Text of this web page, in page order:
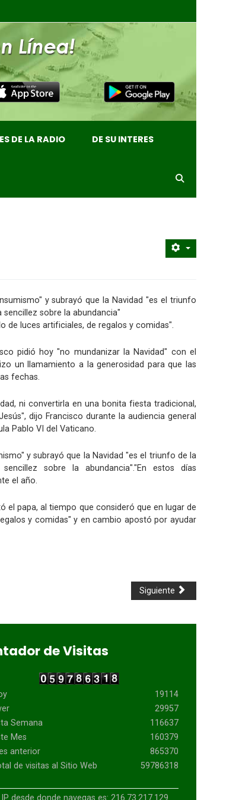
DE LA RADIO DE SU INTERES
y subrayó que la Navidad "es el triunfo
sobre la abundancia"
de luces artificiales, de regalos y comidas".
pidió hoy "no mundanizar la Navidad" con el
un llamamiento a la generosidad para que las
fechas.
ni convertirla en una bonita fiesta tradicional,
dijo Francisco durante la audiencia general
Pablo VI del Vaticano.
y subrayó que la Navidad "es el triunfo de la
sobre la abundancia"."En estos días
el año.
el papa, al tiempo que consideró que en lugar de
y comidas" y en cambio apostó por ayudar
Siguiente
de Visitas
Semana
Mes
anterior
de visitas al Sitio Web
19114
29957
116637
160379
865370
59786318